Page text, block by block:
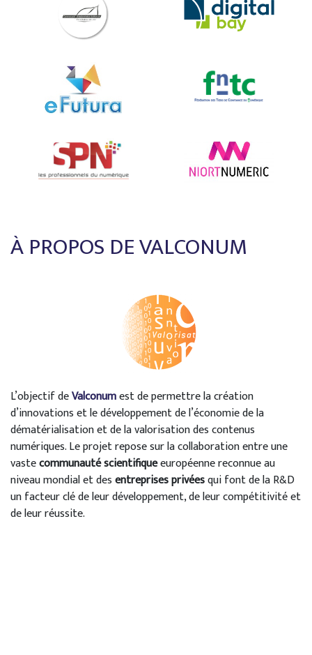
À PROPOS DE VALCONUM
L’objectif deValconumest de permettre la création
d’innovations et le développement de l’économie de la
dématérialisation et de la valorisation des contenus
numériques. Le projet repose sur la collaboration entre une
vastecommunauté scientifiqueeuropéenne reconnue au
niveau mondial et desentreprises privéesqui font de la R&D
un facteur clé de leur développement, de leur compétitivité et
de leur réussite.